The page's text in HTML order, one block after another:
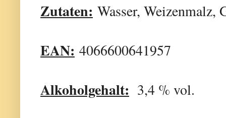
Zutaten: Wasser, Weizenmalz,
EAN: 4066600641957
Alkoholgehalt: 3,4 % vol.